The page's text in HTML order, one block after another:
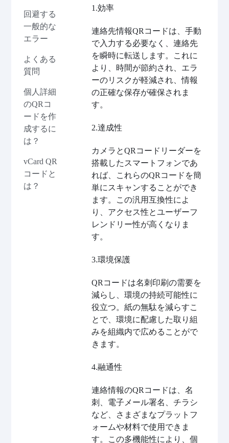
回避する
一般的な
エラー
よくある
質問
個人詳細
のQRコ
ードを作
成するに
は？
vCard QR
コードと
は？
1.効率
連絡先情報QRコードは、手動
で入力する必要なく、連絡先
を瞬時に転送します。これに
より、時間が節約され、エラ
ーのリスクが軽減され、情報
の正確な保存が確保されま
す。
2.達成性
カメラとQRコードリーダーを
搭載したスマートフォンであ
れば、これらのQRコードを簡
単にスキャンすることができ
ます。この汎用互換性によ
り、アクセス性とユーザーフ
レンドリー性が高くなりま
す。
3.環境保護
QRコードは名刺印刷の需要を
減らし、環境の持続可能性に
役立つ。紙の無駄を減らすこ
とで、環境に配慮した取り組
みを組織内で広めることがで
きます。
4.融通性
連絡情報のQRコードは、名
刺、電子メール署名、チラシ
など、さまざまなプラットフ
ォームや材料で使用できま
す。この多機能性により、個